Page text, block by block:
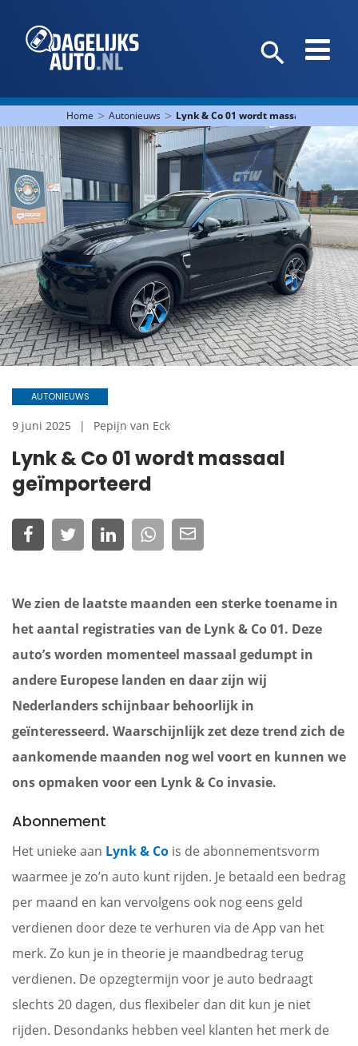
Home > Autonieuws > Lynk & Co 01 wordt massaal
Lynk & Co 01 wordt massaal
geïmporteerd
AUTONIEUWS
9 juni 2025 Pepijn van Eck
We zien de laatste maanden een sterke toename in
het aantal registraties van de Lynk & Co 01. Deze
auto’s worden momenteel massaal gedumpt in
andere Europese landen en daar zijn wij
Nederlanders schijnbaar behoorlijk in
geïnteresseerd. Waarschijnlijk zet deze trend zich de
aankomende maanden nog wel voort en kunnen we
ons opmaken voor een Lynk & Co invasie.
Abonnement
Het unieke aan Lynk & Co is de abonnementsvorm
waarmee je zo’n auto kunt rijden. Je betaald een bedrag
per maand en kan vervolgens ook nog eens geld
verdienen door deze te verhuren via de App van het
merk. Zo kun je in theorie je maandbedrag terug
verdienen. De opzegtermijn voor je auto bedraagt
slechts 20 dagen, dus flexibeler dan dit kun je niet
rijden. Desondanks hebben veel klanten het merk de